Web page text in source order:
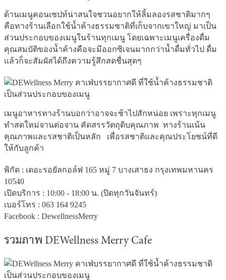
ด้านเมนูคอนเซปท์น่าสนใจชวนอยากให้ลิ้มลองรสชาติมากๆ
คือทางร้านเลือกใช้น้ำค้างธรรมชาติที่เก็บจากเขาใหญ่ มาเป็น
ส่วนประกอบของเมนูในร้านทุกเมนู โดยเฉพาะเมนูเครื่องดื่ม
คุณสมบัติของน้ำค้างคือจะมีออกซิเจนมากกว่าน้ำดื่มทั่วไป ดื่ม
แล้วก็จะสัมผัสได้ถึงความรู้สึกสดชื่นสุดๆ
เมนูอาหารทางร้านบอกว่าอาจจะช้าไปสักหน่อย เพราะทุกเมนู
ทำสดใหม่จานต่อจาน คัดสรรวัตถุดิบคุณภาพ ทางร้านเน้น
คุณภาพและรสชาติเป็นหลัก เพื่อรสชาติและคุณประโยชน์ที่ดี
ให้กับลูกค้า
พิกัด : เดอะรอยัลกอล์ฟ 165 หมู่ 7 บางเสาธง กรุงเทพมหานคร
10540
เปิดบริการ : 10:00 - 18:00 น. (ปิดทุกวันจันทร์)
เบอร์โทร : 063 164 9245
Facebook : DewellnessMerry
รวมภาพ DEWellness Merry Cafe